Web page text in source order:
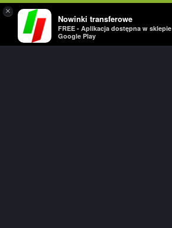
×
Nowinki transferowe
FREE - Aplikacja dostępna w sklepie
Google Play